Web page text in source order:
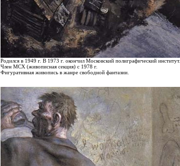
Родился в 1949 г. В 1973 г. окончил Московский полиграфический институт.
Член МСХ (живописная секция) с 1978 г.
Фигуративная живопись в жанре свободной фантазии.